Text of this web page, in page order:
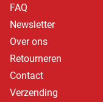
FAQ
Newsletter
Over ons
Retourneren
Contact
Verzending